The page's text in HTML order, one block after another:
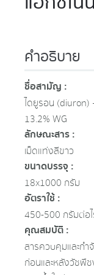
คำอธิบาย
ชื่อสามัญ :
ไดยูรอน (diuron)
13.2% WG
ลักษณะสาร :
เม็ดแท่งสีขาว
ขนาดบรรจุ :
18x1000 กรัม
อัตราใช้ :
450-500 กรัมต่อ
คุณสมบัติ :
สารควบคุมและกำ
ก่อนและหลังวัชพื